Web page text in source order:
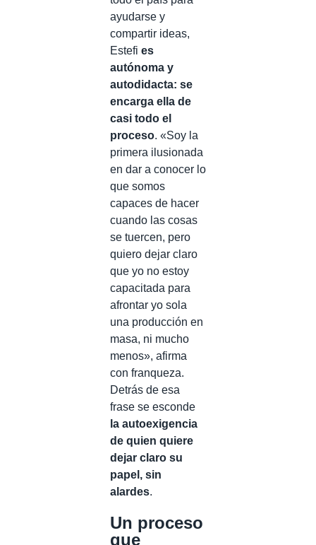
ayudarse y
compartir ideas,
Estefi es
autónoma y
autodidacta: se
encarga ella de
casi todo el
proceso. «Soy la
primera ilusionada
en dar a conocer lo
que somos
capaces de hacer
cuando las cosas
se tuercen, pero
quiero dejar claro
que yo no estoy
capacitada para
afrontar yo sola
una producción en
masa, ni mucho
menos», afirma
con franqueza.
Detrás de esa
frase se esconde
la autoexigencia
de quien quiere
dejar claro su
papel, sin
alardes.
Un proceso
que